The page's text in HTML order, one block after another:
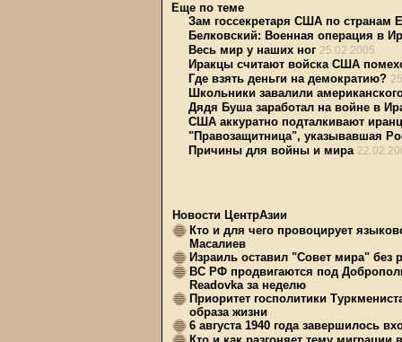
Еще по теме
Зам госсекретаря США по странам
Белковский: Военная операция в
Весь мир у наших ног 25.02.2005
Иракцы считают войска США
Где взять деньги на демократию?
Школьники завалили
Дядя Буша заработал на войне в
США аккуратно подталкивают
"Правозащитница", указывавшая
Причины для войны и мира
Новости ЦентрАзии
Кто и для чего провоцирует
Масалиев
Израиль оставил "Совет мира" без
ВС РФ продвигаются под
Readovka за неделю
Приоритет госполитики
образа жизни
6 августа 1940 года завершилось